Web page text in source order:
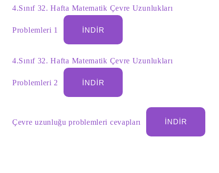
kelime
4.Sınıf 32. Hafta Matematik Çevre Uzunlukları
Problemleri 1 İNDIR
4.Sınıf 32. Hafta Matematik Çevre Uzunlukları
Problemleri 2 İNDIR
Çevre uzunluğu problemleri cevapları İNDIR